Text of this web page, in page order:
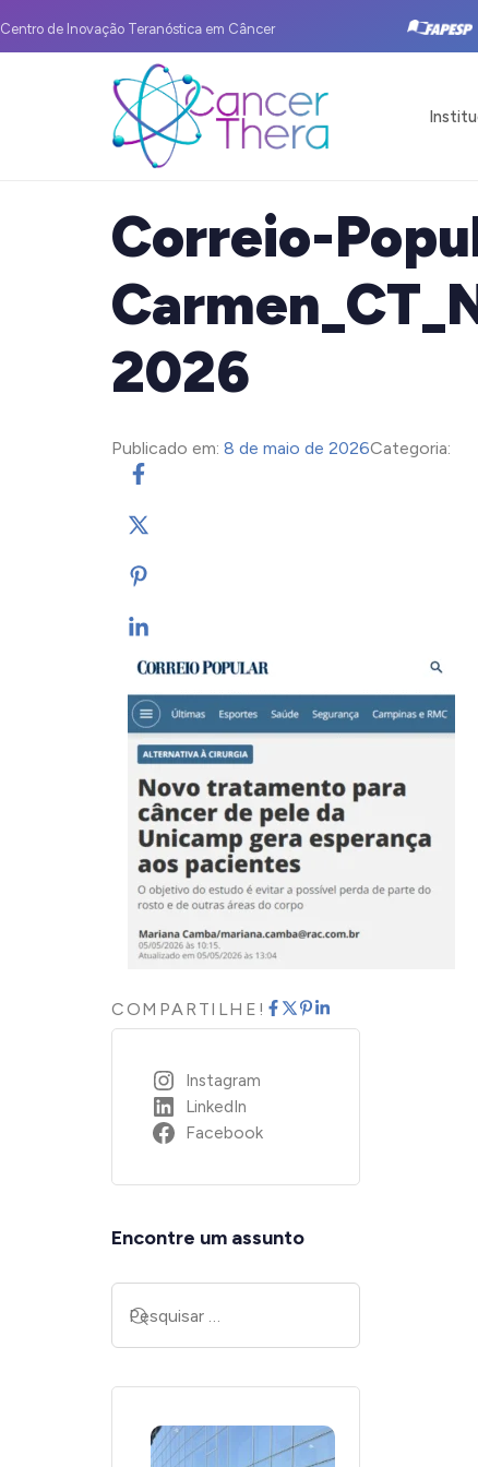
Centro de Inovação Teranóstica em Câncer
Correio-
2026
Publicado em: 8 de maio de 2026Categoria:
COMPARTILHE!
Instagram
LinkedIn
Facebook
Encontre um assunto